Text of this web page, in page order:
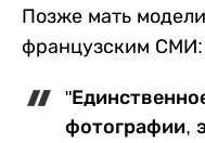
Позже мать
французским СМИ:
фотографии,